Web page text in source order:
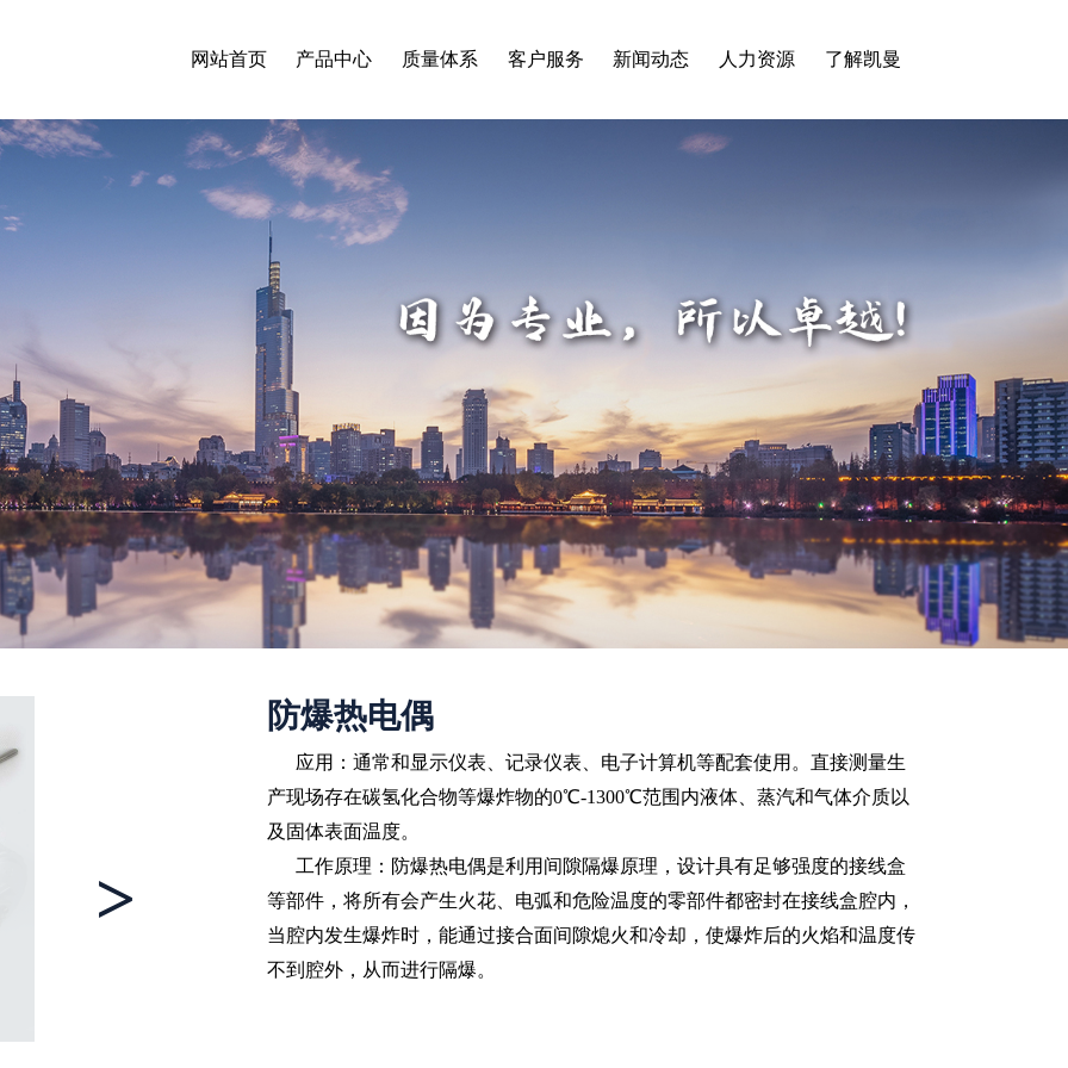
网站首页 产品中心 质量体系 客户服务 新闻动态 人力资源 了解凯曼
>
防爆热电偶
应用：通常和显示仪表、记录仪表、电子计算机等配套使用。直接测量生
产现场存在碳氢化合物等爆炸物的0℃-1300℃范围内液体、蒸汽和气体介质以
及固体表面温度。
工作原理：防爆热电偶是利用间隙隔爆原理，设计具有足够强度的接线盒
等部件，将所有会产生火花、电弧和危险温度的零部件都密封在接线盒腔内，
当腔内发生爆炸时，能通过接合面间隙熄火和冷却，使爆炸后的火焰和温度传
不到腔外，从而进行隔爆。